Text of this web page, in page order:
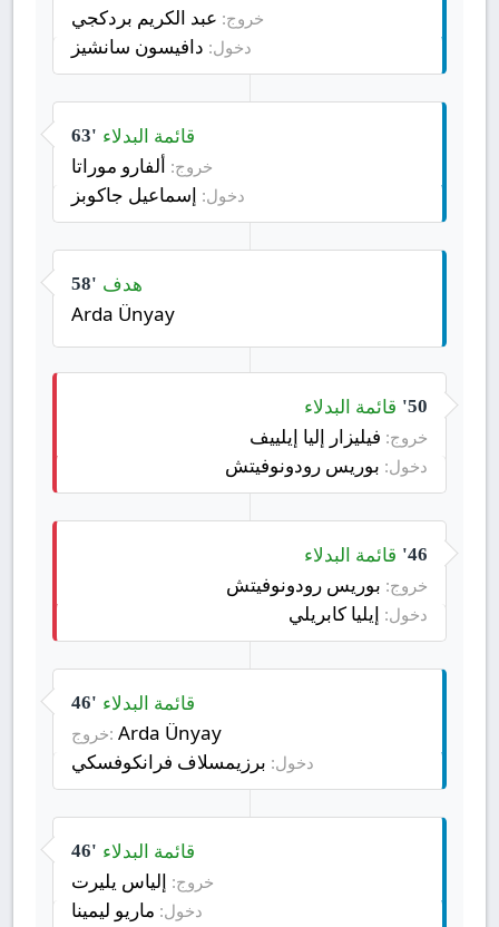
خروج: عبد الكريم بردكجي
دخول: دافيسون سانشيز
63' قائمة البدلاء
خروج: ألفارو موراتا
دخول: إسماعيل جاكوبز
58' هدف
Arda Ünyay
50' قائمة البدلاء
خروج: فيليزار إليا إيلييف
دخول: بوريس رودونوفيتش
46' قائمة البدلاء
خروج: بوريس رودونوفيتش
دخول: إيليا كابريلي
46' قائمة البدلاء
خروج: Arda Ünyay
دخول: برزيمسلاف فرانكوفسكي
46' قائمة البدلاء
خروج: إلياس يليرت
دخول: ماريو ليمينا